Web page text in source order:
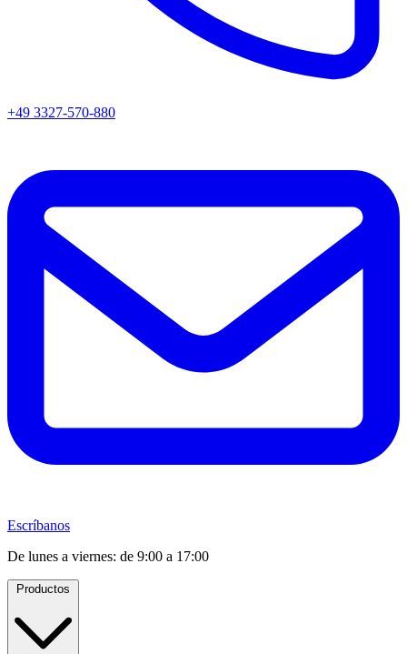
+49 3327-570-880
Escríbanos
De lunes a viernes: de 9:00 a 17:00
Productos